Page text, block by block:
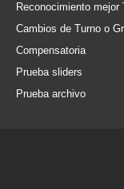
Reconocimiento mejor
Cambios de Turno o
Compensatoria
Prueba sliders
Prueba archivo